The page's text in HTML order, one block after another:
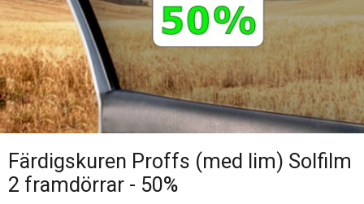
Färdigskuren Proffs (med lim) Solfilm
2 framdörrar - 50%